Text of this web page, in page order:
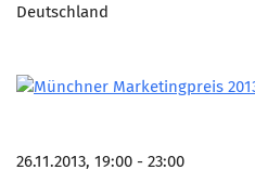
Deutschland
26.11.2013, 19:00 - 23:00